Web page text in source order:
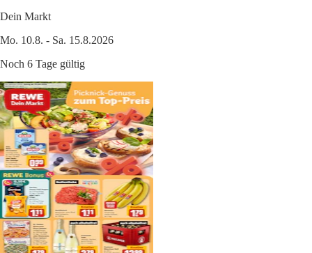
Dein Markt
Mo. 10.8. - Sa. 15.8.2026
Noch 6 Tage gültig